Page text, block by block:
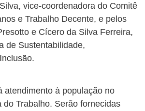
vice-coordenadora do Comitê
e Trabalho Decente, e pelos
e Cícero da Silva Ferreira,
de Sustentabilidade,
atendimento à população no
do Trabalho. Serão fornecidas